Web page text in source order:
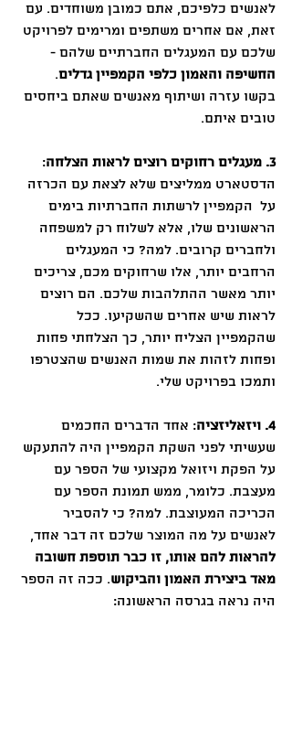
לאנשים כלפיכם, אתם כמובן משוחדים. עם
זאת, אם אחרים משתפים ומרימים לפרויקט
שלכם עם המעגלים החברתיים שלהם -
החשיפה והאמון כלפי הקמפיין גדלים.
בקשו עזרה ושיתוף מאנשים שאתם ביחסים
טובים איתם.
3. מעגלים רחוקים רוצים לראות הצלחה
:
הדסטארט ממליצים שלא לצאת עם הכרזה
על  הקמפיין לרשתות החברתיות בימים
הראשונים שלו, אלא לשלוח רק למשפחה
ולחברים קרובים. למה? כי המעגלים
הרחבים יותר, אלו שרחוקים מכם, צריכים
יותר מאשר ההתלהבות שלכם. הם רוצים
לראות שיש אחרים שהשקיעו. ככל
שהקמפיין הצליח יותר, כך הצלחתי פחות
ופחות לזהות את שמות האנשים שהצטרפו
ותמכו בפרויקט שלי.
4. ויזאליזציה
: אחד הדברים החכמים
שעשיתי לפני השקת הקמפיין היה להתעקש
על הפקת ויזואל מקצועי של הספר עם
מעצבת. כלומר, ממש תמונת הספר עם
הכריכה המעוצבת. למה? כי להסביר
לאנשים על מה המוצר שלכם זה דבר אחד,
להראות להם אותו, זו כבר תוספת חשובה
מאד ביצירת האמון והביקוש. ככה זה הספר
היה נראה בגרסה הראשונה: